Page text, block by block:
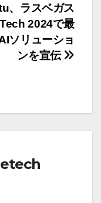
、ラスベガス
2024で最
ソリューショ
ンを宣伝